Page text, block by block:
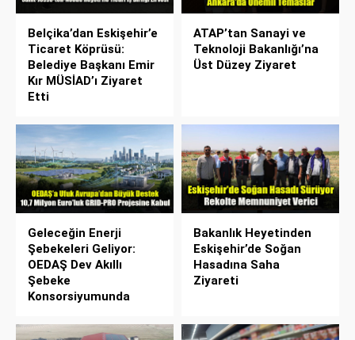
Belçika’dan Eskişehir’e
Ticaret Köprüsü:
Belediye Başkanı Emir
Kır MÜSİAD’ı Ziyaret
Etti
ATAP’tan Sanayi ve
Teknoloji Bakanlığı’na
Üst Düzey Ziyaret
Geleceğin Enerji
Şebekeleri Geliyor:
OEDAŞ Dev Akıllı
Şebeke
Konsorsiyumunda
Bakanlık Heyetinden
Eskişehir’de Soğan
Hasadına Saha
Ziyareti